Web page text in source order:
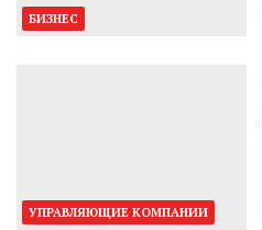
БИЗНЕС
УПРАВЛЯЮЩИЕ КОМПАНИИ